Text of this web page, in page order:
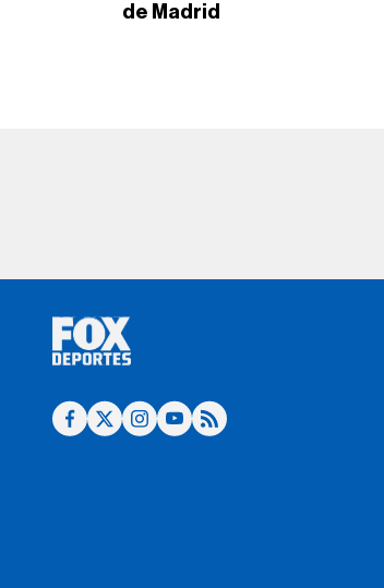
de Madrid